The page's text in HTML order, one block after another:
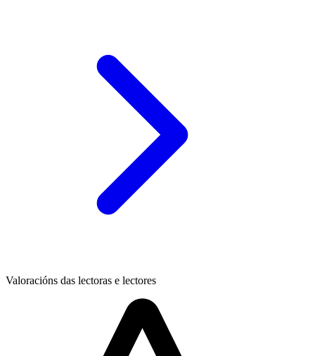
Valoracións das lectoras e lectores